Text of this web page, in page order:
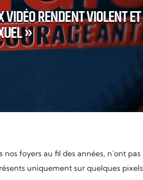
RENDENT VIOLENT ET
»
foyers au fil des années, n’ont pas
uniquement sur quelques pixels